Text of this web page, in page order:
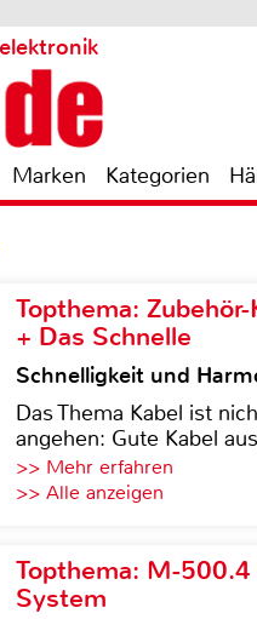
Marken Kategorien
Topthema:
+ Das Schnelle
Schnelligkeit und
Das Thema Kabel ist
angehen: Gute Kabel
>> Mehr erfahren
>> Alle anzeigen
Topthema: M-
System